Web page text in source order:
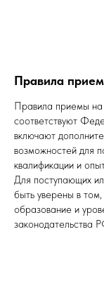
Правила
Правила приемы
соответствуют
включают
возможностей для
квалификации и
Для поступающих
быть уверены в том,
образование и
законодательства